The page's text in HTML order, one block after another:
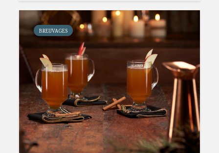
BREUVAGES